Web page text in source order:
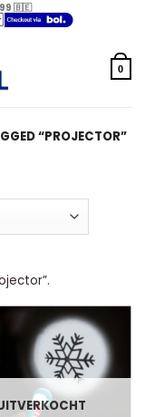
🇧🇪
0
“PROJECTOR”